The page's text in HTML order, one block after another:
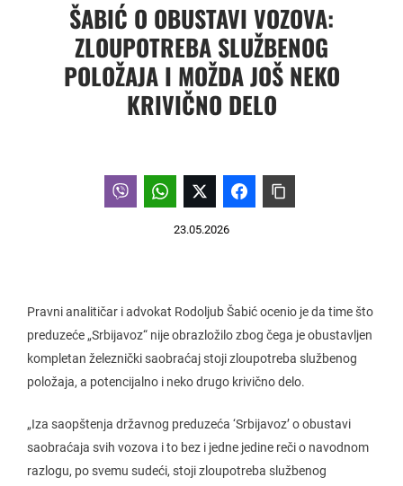
ŠABIĆ O OBUSTAVI VOZOVA:
ZLOUPOTREBA SLUŽBENOG
POLOŽAJA I MOŽDA JOŠ NEKO
KRIVIČNO DELO
23.05.2026
Pravni analitičar i advokat Rodoljub Šabić ocenio je da time što
preduzeće „Srbijavoz“ nije obrazložilo zbog čega je obustavljen
kompletan železnički saobraćaj stoji zloupotreba službenog
položaja, a potencijalno i neko drugo krivično delo.
„Iza saopštenja državnog preduzeća ‘Srbijavoz’ o obustavi
saobraćaja svih vozova i to bez i jedne jedine reči o navodnom
razlogu, po svemu sudeći, stoji zloupotreba službenog